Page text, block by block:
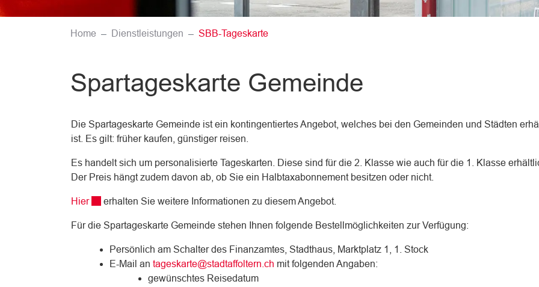
Home Dienstleistungen SBB-Tageskarte(ausgewählt)
Spartageskarte Gemeinde
Die Spartageskarte Gemeinde ist ein kontingentiertes Angebot, welches bei den Gemeinden und Städten
ist. Es gilt: früher kaufen, günstiger reisen.
Es handelt sich um personalisierte Tageskarten. Diese sind für die 2. Klasse wie auch für die 1. Klasse
Der Preis hängt zudem davon ab, ob Sie ein Halbtaxabonnement besitzen oder nicht.
HierExterner Link wird in einem neuen Fenster geöffnet.
erhalten Sie weitere Informationen zu diesem Angebot.
Für die Spartageskarte Gemeinde stehen Ihnen folgende Bestellmöglichkeiten zur Verfügung:
Persönlich am Schalter des Finanzamtes, Stadthaus, Marktplatz 1, 1. Stock
E-Mail an tageskarte@stadtaffoltern.ch mit folgenden Angaben:
gewünschtes Reisedatum